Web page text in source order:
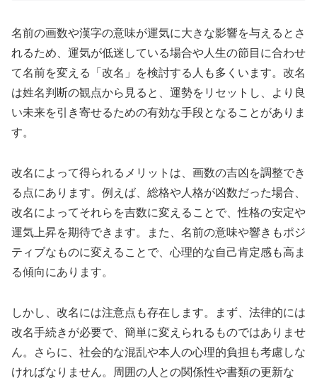
名前の画数や漢字の意味が運気に大きな影響を与えるとさ
れるため、運気が低迷している場合や人生の節目に合わせ
て名前を変える「改名」を検討する人も多くいます。改名
は姓名判断の観点から見ると、運勢をリセットし、より良
い未来を引き寄せるための有効な手段となることがありま
す。
改名によって得られるメリットは、画数の吉凶を調整でき
る点にあります。例えば、総格や人格が凶数だった場合、
改名によってそれらを吉数に変えることで、性格の安定や
運気上昇を期待できます。また、名前の意味や響きもポジ
ティブなものに変えることで、心理的な自己肯定感も高ま
る傾向にあります。
しかし、改名には注意点も存在します。まず、法律的には
改名手続きが必要で、簡単に変えられるものではありませ
ん。さらに、社会的な混乱や本人の心理的負担も考慮しな
ければなりません。周囲の人との関係性や書類の更新な